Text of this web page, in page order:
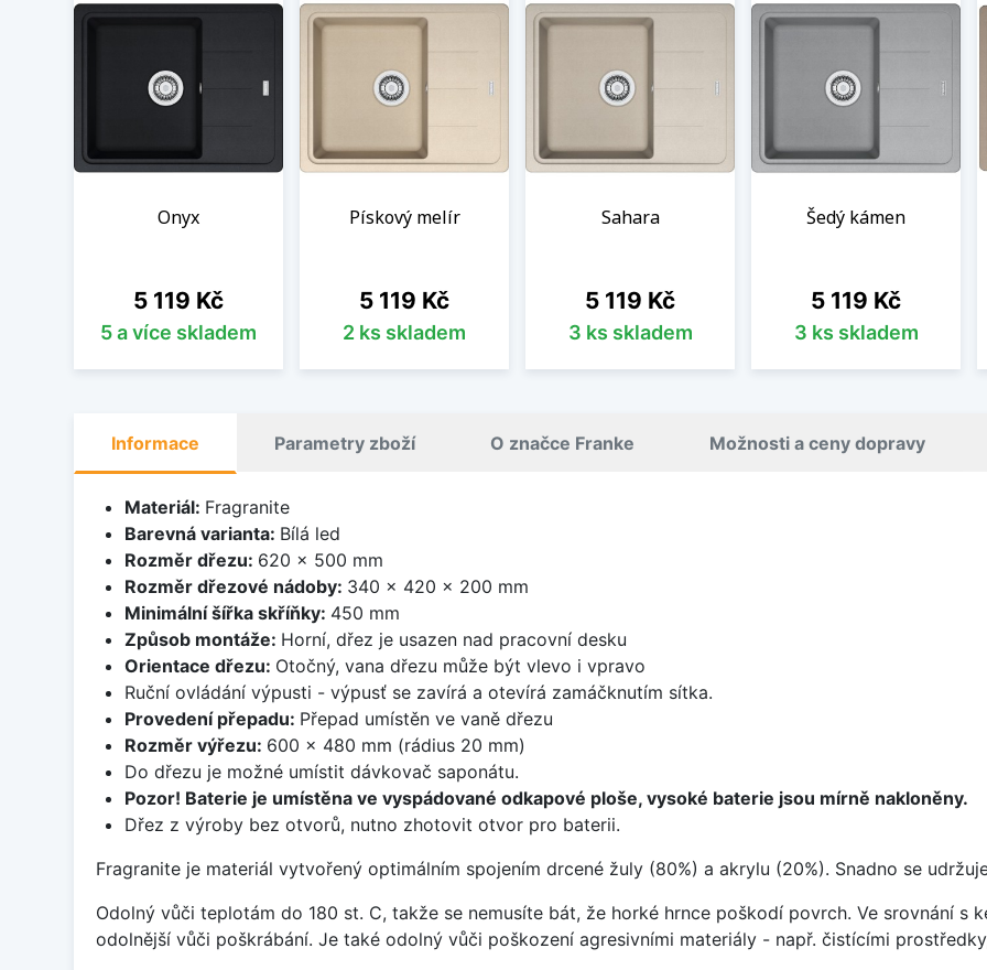
Onyx
Cena
5 119 Kč
5 a více skladem
Pískový melír
Cena
5 119 Kč
2 ks skladem
Sahara
Cena
5 119 Kč
3 ks skladem
Šedý kámen
Cena
5 119 Kč
3 ks skladem
Informace Parametry zboží O značce Franke Možnosti a ceny dopravy
Materiál: Fragranite
Barevná varianta: Bílá led
Rozměr dřezu: 620 x 500 mm
Rozměr dřezové nádoby: 340 x 420 x 200 mm
Minimální šířka skříňky: 450 mm
Způsob montáže: Horní, dřez je usazen nad pracovní desku
Orientace dřezu: Otočný, vana dřezu může být vlevo i vpravo
Ruční ovládání výpusti - výpusť se zavírá a otevírá zamáčknutím sítka.
Provedení přepadu: Přepad umístěn ve vaně dřezu
Rozměr výřezu: 600 x 480 mm (rádius 20 mm)
Do dřezu je možné umístit dávkovač saponátu.
Pozor! Baterie je umístěna ve vyspádované odkapové ploše, vysoké baterie jsou mírně nakloněny.
Dřez z výroby bez otvorů, nutno zhotovit otvor pro baterii.
Fragranite je materiál vytvořený optimálním spojením drcené žuly (80%) a akrylu (20%). Snadno se
Odolný vůči teplotám do 180 st. C, takže se nemusíte bát, že horké hrnce poškodí povrch. Ve srovnání s
odolnější vůči poškrábání. Je také odolný vůči poškození agresivními materiály - např. čistícími